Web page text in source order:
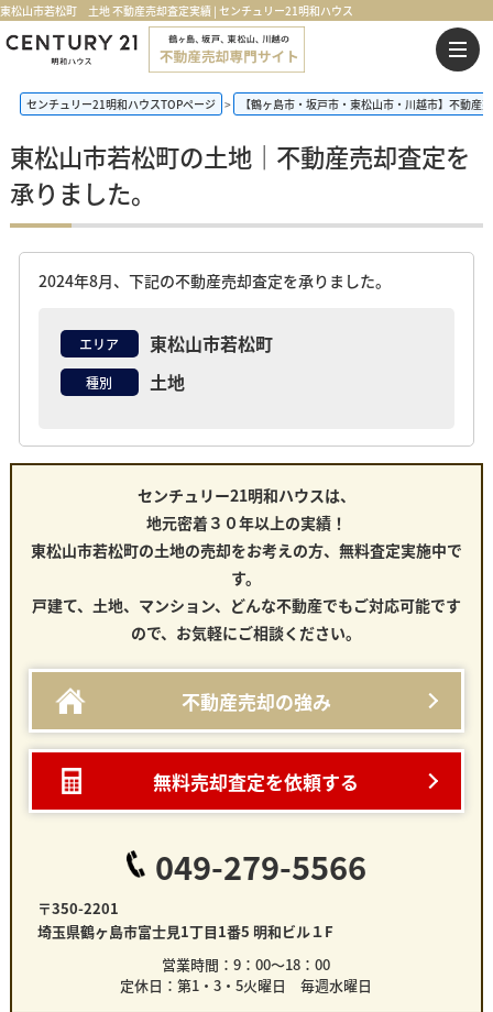
東松山市若松町 土地 不動産売却査定実績 | センチュリー21明和ハウス
センチュリー21明和ハウスTOPページ 【鶴ヶ島市・坂戸市・東松山市・川越市】不動産
東松山市若松町の土地｜不動産売却査定を
承りました。
2024年8月、下記の不動産売却査定を承りました。
エリア 東松山市若松町
種別 土地
センチュリー21明和ハウスは、
地元密着３０年以上の実績！
東松山市若松町の土地の売却をお考えの方、無料査定実施中で
す。
戸建て、土地、マンション、どんな不動産でもご対応可能です
ので、お気軽にご相談ください。
不動産売却の強み
無料売却査定を依頼する
049-279-5566
〒350-2201
埼玉県鶴ヶ島市富士見1丁目1番5 明和ビル１F
営業時間：9：00～18：00
定休日：第1・3・5火曜日 毎週水曜日